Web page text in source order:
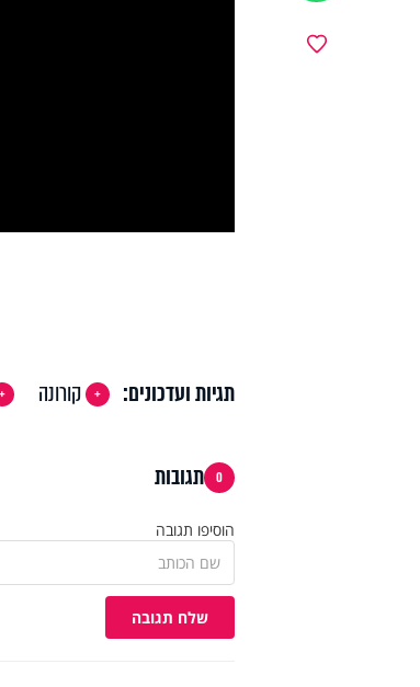
תגיות ועדכונים: קורונה
0 תגובות
הוסיפו תגובה
שלח תגובה